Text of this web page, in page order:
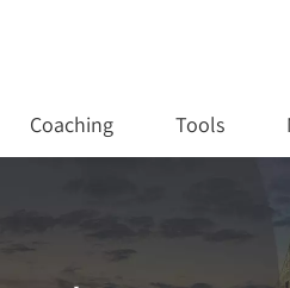
Coaching Tools